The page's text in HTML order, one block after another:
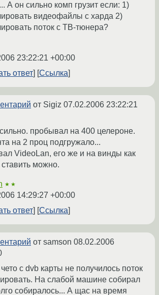
А он сильно комп грузит если: 1)
видеофайлы с харда 2)
поток с ТВ-тюнера?
23:22:21 +00:00
ответ
Ссылка
от Sigiz 07.02.2006 23:22:21
пробывал на 400 целероне.
на 2 проц подгружало...
VideoLan, его же и на винды как
ставить можно.
★★
14:29:27 +00:00
ответ
Ссылка
от samson 08.02.2006
чето с dvb карты не получилось поток
На слабой машине собирал
собиралось... А щас на время